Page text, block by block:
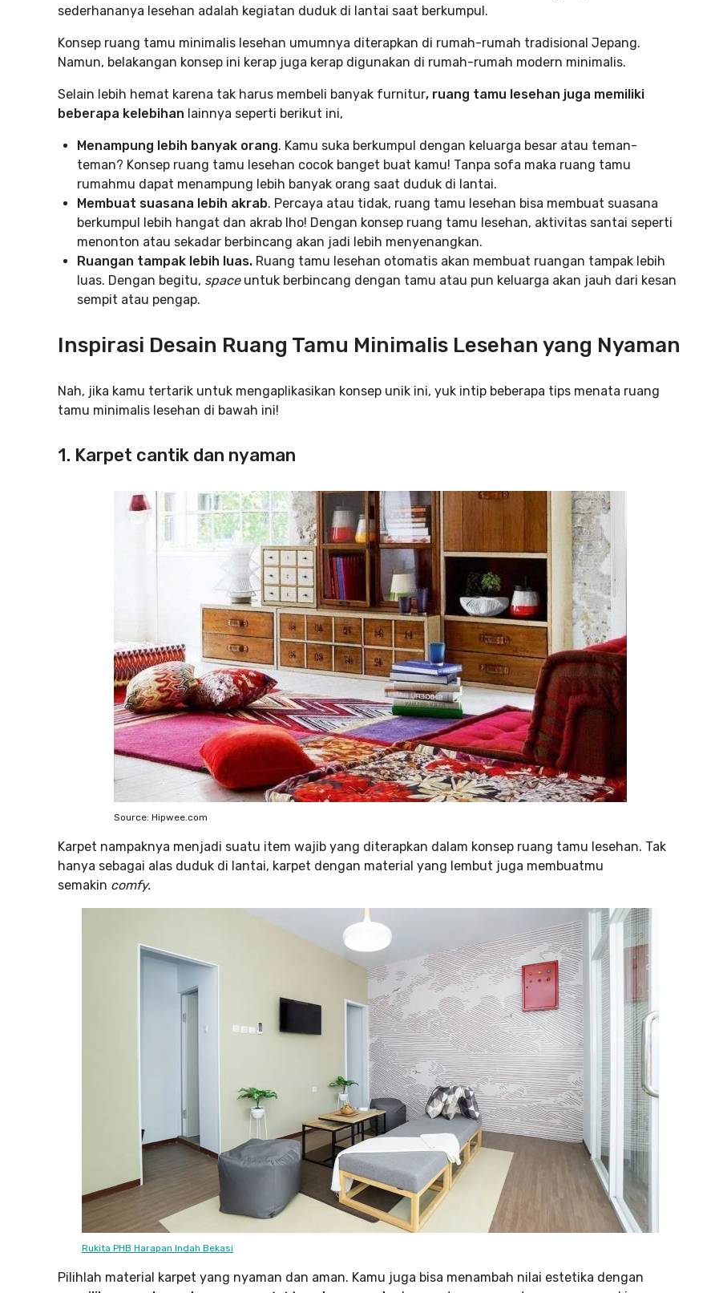
sederhananya lesehan adalah kegiatan duduk di lantai saat berkumpul.
Konsep ruang tamu minimalis lesehan umumnya diterapkan di rumah-rumah tradisional Jepang.
Namun, belakangan konsep ini kerap juga kerap digunakan di rumah-rumah modern minimalis.
Selain lebih hemat karena tak harus membeli banyak furnitur, ruang tamu lesehan juga memiliki
beberapa kelebihan lainnya seperti berikut ini,
Menampung lebih banyak orang. Kamu suka berkumpul dengan keluarga besar atau teman-
teman? Konsep ruang tamu lesehan cocok banget buat kamu! Tanpa sofa maka ruang tamu
rumahmu dapat menampung lebih banyak orang saat duduk di lantai.
Membuat suasana lebih akrab. Percaya atau tidak, ruang tamu lesehan bisa membuat suasana
berkumpul lebih hangat dan akrab lho! Dengan konsep ruang tamu lesehan, aktivitas santai seperti
menonton atau sekadar berbincang akan jadi lebih menyenangkan.
Ruangan tampak lebih luas. Ruang tamu lesehan otomatis akan membuat ruangan tampak lebih
luas. Dengan begitu, space untuk berbincang dengan tamu atau pun keluarga akan jauh dari kesan
sempit atau pengap.
Inspirasi Desain Ruang Tamu Minimalis Lesehan yang Nyaman
Nah, jika kamu tertarik untuk mengaplikasikan konsep unik ini, yuk intip beberapa tips menata ruang
tamu minimalis lesehan di bawah ini!
1. Karpet cantik dan nyaman
Source: Hipwee.com
Karpet nampaknya menjadi suatu item wajib yang diterapkan dalam konsep ruang tamu lesehan. Tak
hanya sebagai alas duduk di lantai, karpet dengan material yang lembut juga membuatmu
semakin comfy.
Rukita PHB Harapan Indah Bekasi
Pilihlah material karpet yang nyaman dan aman. Kamu juga bisa menambah nilai estetika dengan